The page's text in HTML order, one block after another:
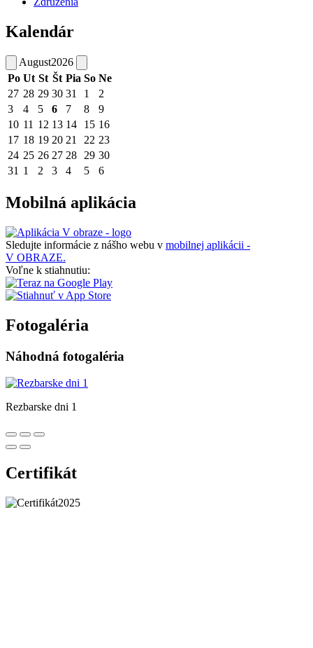
Kalendár
August2026
Po Ut St Št Pia So Ne
27 28 29 30 31 1
2
3
4 5 6 7 8
9
10 11 12 13 14 15 16
17 18 19 20 21 22 23
24 25 26 27 28 29 30
31 1 2 3 4 5 6
Mobilná aplikácia
Sledujte informácie z nášho webu v mobilnej aplikácii -
V OBRAZE.
Voľne k stiahnutiu:
Fotogaléria
Náhodná fotogaléria
Rezbarske dni 1
Certifikát